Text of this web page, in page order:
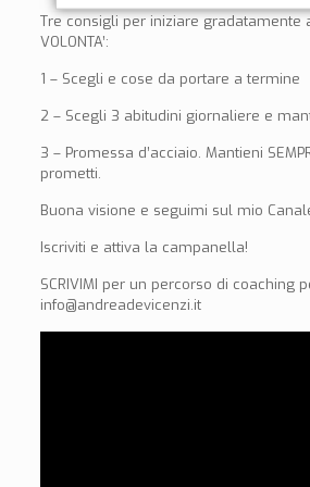
Tre consigli per iniziare gradatamente
VOLONTA’:
1 – Scegli e cose da portare a termine
2 – Scegli 3 abitudini giornaliere e
3 – Promessa d’acciaio. Mantieni
prometti.
Buona visione e seguimi sul mio
Iscriviti e attiva la campanella!
SCRIVIMI per un percorso di coaching
info@andreadevicenzi.it